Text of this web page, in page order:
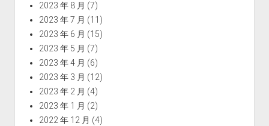
2023 年 8 月 (7)
2023 年 7 月 (11)
2023 年 6 月 (15)
2023 年 5 月 (7)
2023 年 4 月 (6)
2023 年 3 月 (12)
2023 年 2 月 (4)
2023 年 1 月 (2)
2022 年 12 月 (4)